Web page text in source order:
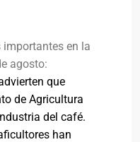
en la
agosto:
que
de Agricultura
del café.
han